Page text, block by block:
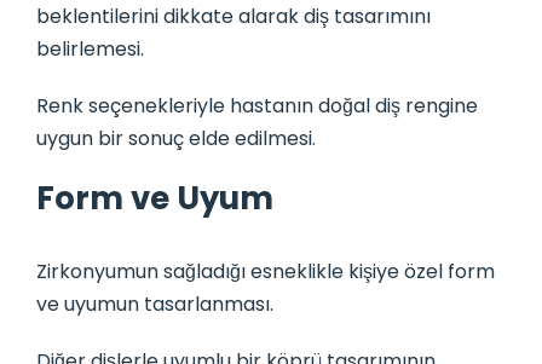
beklentilerini dikkate alarak diş tasarımını
belirlemesi.
Renk seçenekleriyle hastanın doğal diş rengine
uygun bir sonuç elde edilmesi.
Form ve Uyum
Zirkonyumun sağladığı esneklikle kişiye özel form
ve uyumun tasarlanması.